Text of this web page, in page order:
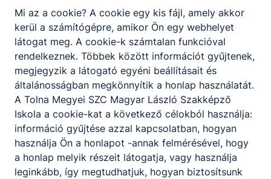
Helló nyár! - Új Diákmagazin szám
Tanév végéhez érve mindig kellemes dolog felidézni az
elmúlt félévben átélt örömöket, sikereket, élményeket.
Mi az a cookie? A cookie egy kis fájl, amely akkor
kerül a számítógépre, amikor Ön egy webhelyet
látogat meg. A cookie-k számtalan funkcióval
rendelkeznek. Többek között információt gyűjtenek,
megjegyzik a látogató egyéni beállításait és
általánosságban megkönnyítik a honlap használatát.
A Tolna Megyei SZC Magyar László Szakképző
Iskola a cookie-kat a következő célokból használja:
információ gyűjtése azzal kapcsolatban, hogyan
használja Ön a honlapot -annak felmérésével, hogy
a honlap melyik részeit látogatja, vagy használja
leginkább, így megtudhatjuk, hogyan biztosítsunk